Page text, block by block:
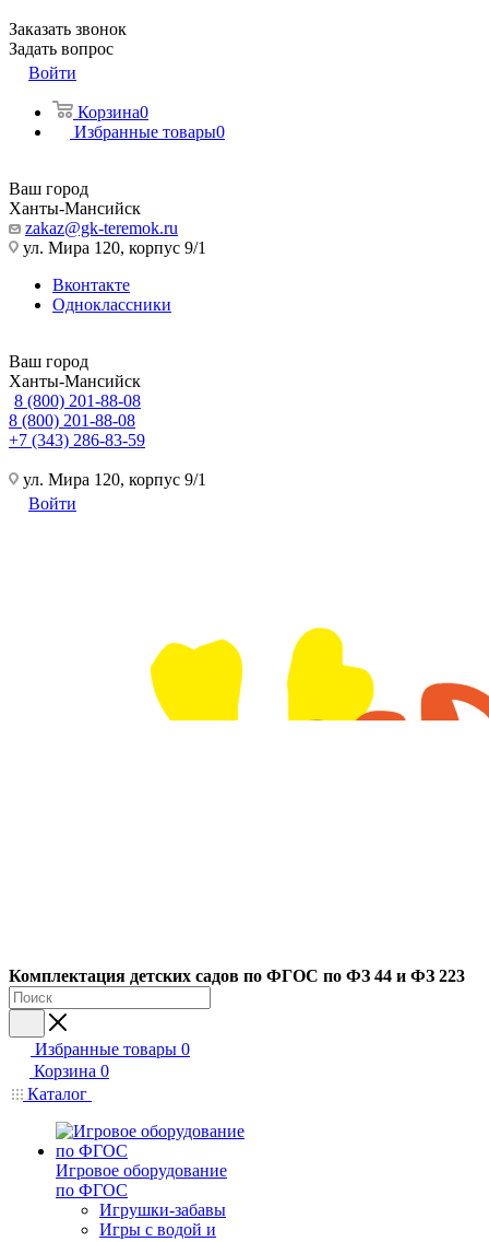
Заказать звонок
Задать вопрос
Войти
Корзина0
Избранные товары0
Ваш город
Ханты-Мансийск
zakaz@gk-teremok.ru
ул. Мира 120, корпус 9/1
Вконтакте
Одноклассники
Ваш город
Ханты-Мансийск
8 (800) 201-88-08
8 (800) 201-88-08
+7 (343) 286-83-59
ул. Мира 120, корпус 9/1
Войти
Комплектация детских садов по ФГОC по ФЗ 44 и ФЗ 223
Избранные товары 0
Корзина 0
Каталог
Игровое оборудование
по ФГОС
Игрушки-забавы
Игры с водой и